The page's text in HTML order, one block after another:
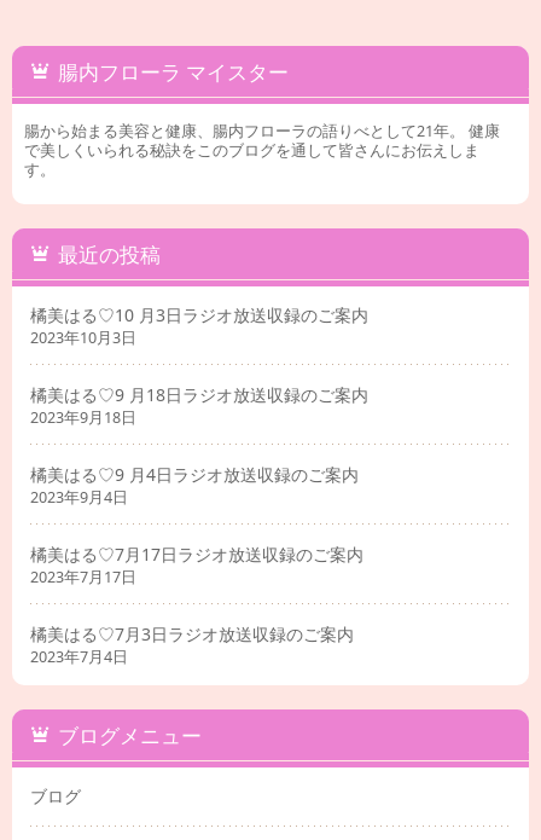
腸内フローラ マイスター
腸から始まる美容と健康、腸内フローラの語りべとして21年。 健康
で美しくいられる秘訣をこのブログを通して皆さんにお伝えしま
す。
最近の投稿
橘美はる♡10 月3日ラジオ放送収録のご案内
2023年10月3日
橘美はる♡9 月18日ラジオ放送収録のご案内
2023年9月18日
橘美はる♡9 月4日ラジオ放送収録のご案内
2023年9月4日
橘美はる♡7月17日ラジオ放送収録のご案内
2023年7月17日
橘美はる♡7月3日ラジオ放送収録のご案内
2023年7月4日
ブログメニュー
ブログ